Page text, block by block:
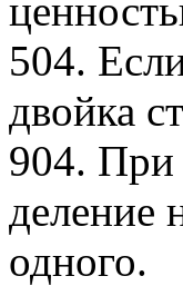
504.
двойка
904. При
деление
одного.